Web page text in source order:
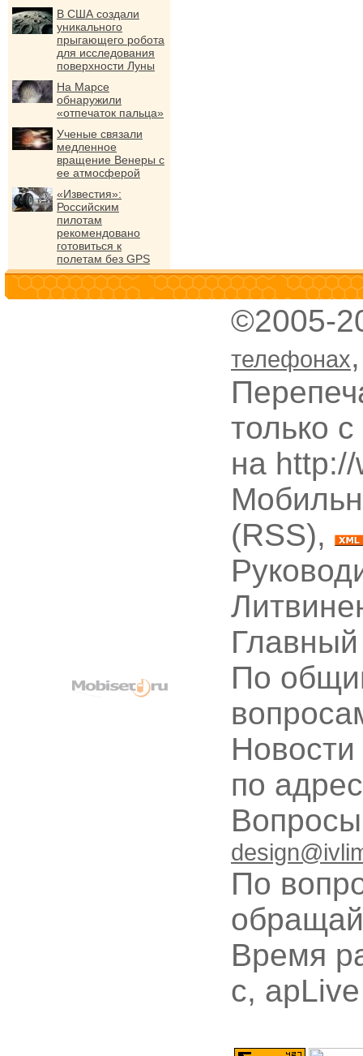
В США создали
уникального
прыгающего робота
для исследования
поверхности Луны
На Марсе
обнаружили
«отпечаток пальца»
Ученые связали
медленное
вращение Венеры с
ее атмосферой
«Известия»:
Российским
пилотам
рекомендовано
готовиться к
полетам без GPS
©2005-
телефонах
только
на
(RSS),
По
по
По
Время
с,